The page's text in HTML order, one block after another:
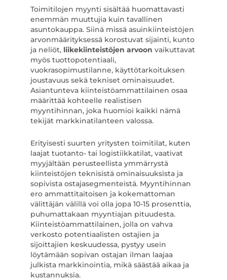
Toimitilojen myynti sisältää huomattavasti
enemmän muuttujia kuin tavallinen
asuntokauppa. Siinä missä asuinkiinteistöjen
arvonmäärityksessä korostuvat sijainti, kunto
ja neliöt, liikekiinteistöjen arvoon vaikuttavat
myös tuottopotentiaali,
vuokrasopimustilanne, käyttötarkoituksen
joustavuus sekä tekniset ominaisuudet.
Asiantunteva kiinteistöammattilainen osaa
määrittää kohteelle realistisen
myyntihinnan, joka huomioi kaikki nämä
tekijät markkinatilanteen valossa.
Erityisesti suurten yritysten toimitilat, kuten
laajat tuotanto- tai logistiikkatilat, vaativat
myyjältään perusteellista ymmärrystä
kiinteistöjen teknisistä ominaisuuksista ja
sopivista ostajasegmenteistä. Myyntihinnan
ero ammattitaitoisen ja kokemattoman
välittäjän välillä voi olla jopa 10-15 prosenttia,
puhumattakaan myyntiajan pituudesta.
Kiinteistöammattilainen, jolla on vahva
verkosto potentiaalisten ostajien ja
sijoittajien keskuudessa, pystyy usein
löytämään sopivan ostajan ilman laajaa
julkista markkinointia, mikä säästää aikaa ja
kustannuksia.